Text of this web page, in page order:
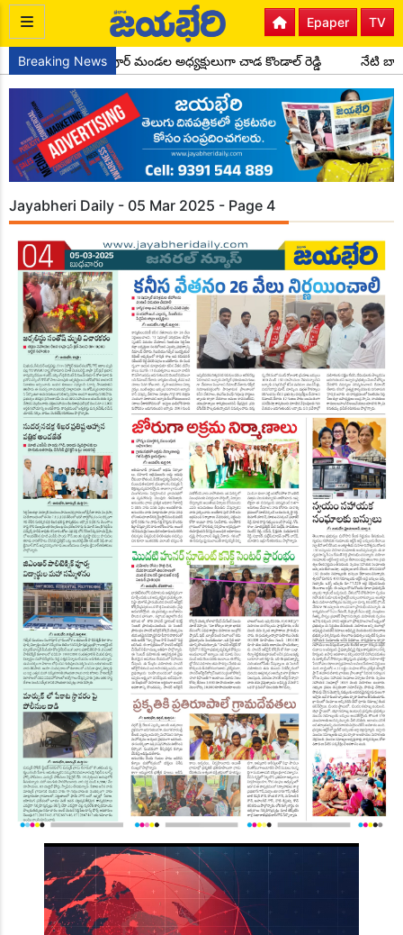
TV
Epaper
Breaking News
కాంగ్రెస్ పార్టీ సైదాపూర్ మండల అధ్యక్షులుగా చాడ కొండాల్ రెడ్డి నేటి
Jayabheri Daily - 05 Mar 2025 - Page 4